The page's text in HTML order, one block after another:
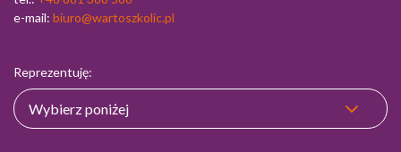
e-mail: biuro@wartoszkolic.pl
Reprezentuję: